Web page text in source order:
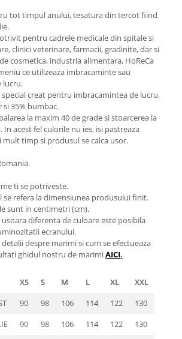
tot timpul anului, tesatura din tercot fiind
pentru cadrele medicale din spitale si
clinici veterinare, farmacii, gradinite, dar si
cosmetica, industria alimentara, HoReCa
ce utilizeaza imbracaminte sau
lucru.
creat pentru imbracamintea de lucru,
si 35% bumbac.
la maxim 40 de grade si stoarcerea la
In acest fel culorile nu ies, isi pastreaza
timp si produsul se calca usor.
ti se potriveste.
refera la dimensiunea produsului finit.
sunt in centimetri (cm).
diferenta de culoare este posibila
ecranului.
despre marimi si cum se efectueaza
ghidul nostru de marimiAICI.
XS S M L XL
XXL
90 98 106 114 122
130
90 98 106 114 122
130